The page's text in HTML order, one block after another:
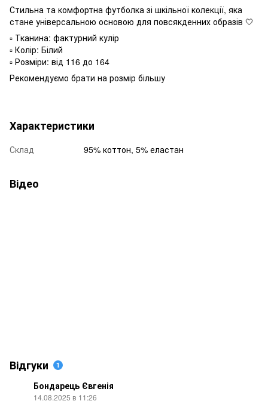
Стильна та комфортна футболка зі шкільної колекції, яка
стане універсальною основою для повсякденних образів 🤍
▫️ Тканина: фактурний кулір
▫️ Колір: Білий
▫️ Розміри: від 116 до 164
Рекомендуємо брати на розмір більшу
Характеристики
Склад 95% коттон, 5% еластан
Відео
Відгуки 1
Бондарець Євгенія
14.08.2025 в 11:26